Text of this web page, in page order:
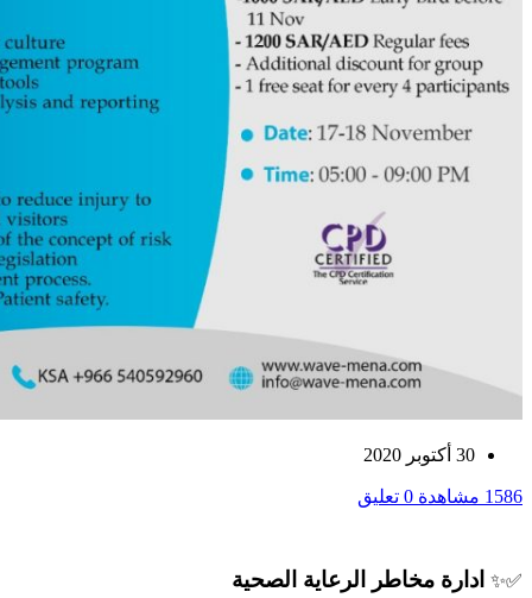
30 أكتوبر 2020
1586 مشاهدة 0 تعليق
✅✨ ادارة مخاطر الرعاية الصحية